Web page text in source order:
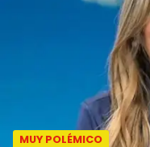
MUY POLÉMICO